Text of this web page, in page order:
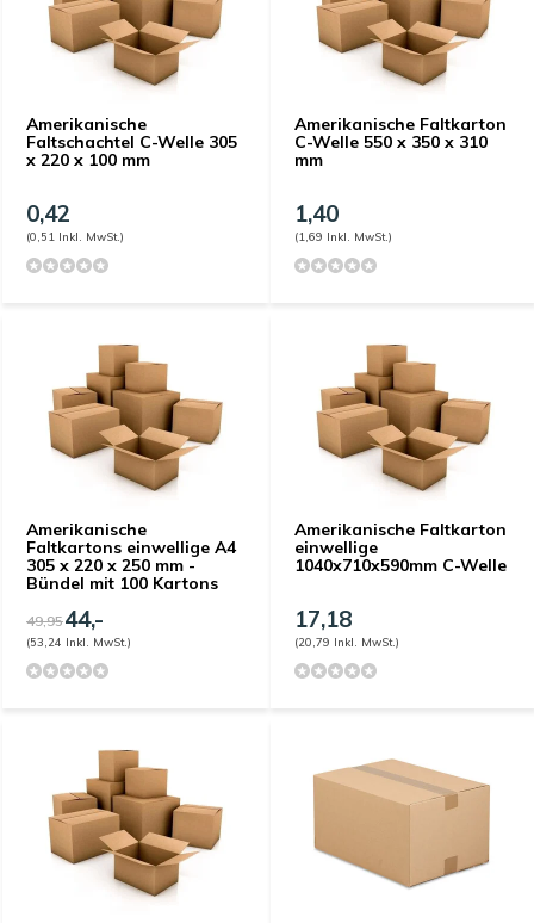
Amerikanische
Faltschachtel C-Welle 305
x 220 x 100 mm
0,42
(0,51 Inkl. MwSt.)
Amerikanische Faltkarton
C-Welle 550 x 350 x 310
mm
1,40
(1,69 Inkl. MwSt.)
Amerikanische
Faltkartons einwellige A4
305 x 220 x 250 mm -
Bündel mit 100 Kartons
49,9544,-
(53,24 Inkl. MwSt.)
Amerikanische Faltkarton
einwellige
1040x710x590mm C-Welle
17,18
(20,79 Inkl. MwSt.)